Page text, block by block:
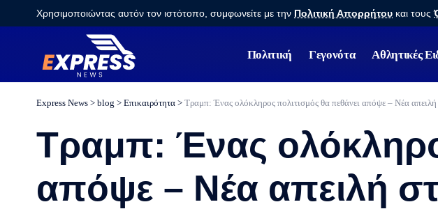
Χρησιμοποιώντας αυτόν τον ιστότοπο, συμφωνείτε με την Πολιτική Απορρήτου και τους
Πολιτική Γεγονότα Αθλητικές
Express News > blog > Eπικαιρότητα > Τραμπ: Ένας ολόκληρος πολιτισμός θα πεθάνει απόψε – Νέα απειλή
Τραμπ: Ένας
απόψε – Νέα απειλή